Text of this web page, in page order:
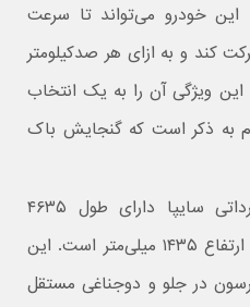
است. این خودرو می‌تواند تا سرعت
حرکت کند و به ازای هر صدکیلومتر
این ویژگی آن را به یک انتخاب
به ذکر است که گنجایش باک
از نظر ابعاد، تویوتا کرولا وارداتی سایپا دارای طول ۴۶۳۵
میلی‌متر، عرض ۱۷۸۰ میلی‌متر و ارتفاع ۱۴۳۵ میلی‌متر است. این
در جلو و دوجناغی مستقل